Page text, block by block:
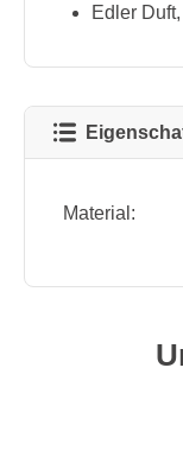
Edler
Material: